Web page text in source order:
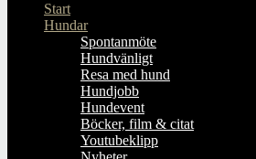
Start
Hundar
Spontanmöte
Hundvänligt
Resa med hund
Hundjobb
Hundevent
Böcker, film & citat
Youtubeklipp